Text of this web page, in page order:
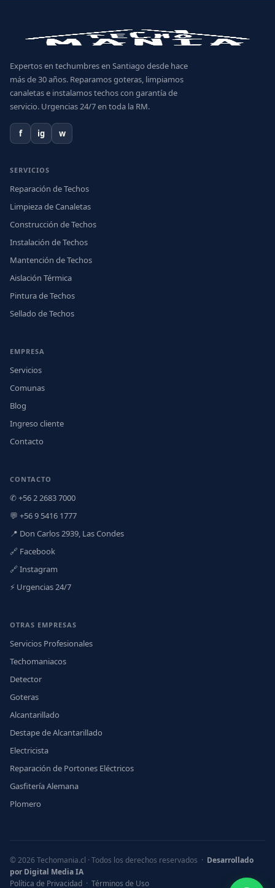
Expertos en techumbres en Santiago desde hace
más de 30 años. Reparamos goteras, limpiamos
canaletas e instalamos techos con garantía de
servicio. Urgencias 24/7 en toda la RM.
f ig w
SERVICIOS
Reparación de Techos
Limpieza de Canaletas
Construcción de Techos
Instalación de Techos
Mantención de Techos
Aislación Térmica
Pintura de Techos
Sellado de Techos
EMPRESA
Servicios
Comunas
Blog
Ingreso cliente
Contacto
CONTACTO
✆ +56 2 2683 7000
💬 +56 9 5416 1777
📍 Don Carlos 2939, Las Condes
🔗 Facebook
🔗 Instagram
⚡ Urgencias 24/7
OTRAS EMPRESAS
Servicios Profesionales
Techomaniacos
Detector
Goteras
Alcantarillado
Destape de Alcantarillado
Electricista
Reparación de Portones Eléctricos
Gasfitería Alemana
Plomero
© 2026 Techomania.cl · Todos los derechos reservados · Desarrollado
por Digital Media IA
Política de Privacidad · Términos de Uso